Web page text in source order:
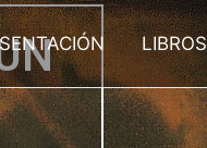
LIBROS